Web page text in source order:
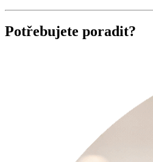
Potřebujete poradit?